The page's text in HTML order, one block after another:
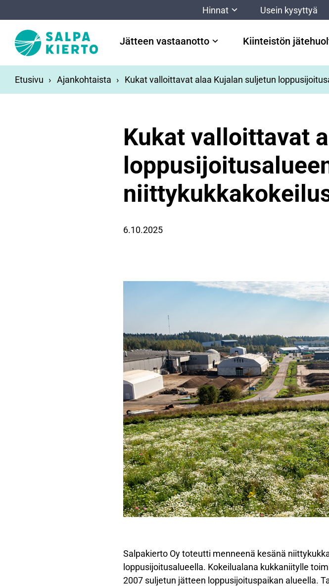
Hinnat Usein kysyttyä
Jätteen vastaanotto Kiinteistön
Etusivu Ajankohtaista Kukat valloittavat alaa Kujalan suljetun
Kukat valloittavat
6.10.2025
Salpakierto Oy toteutti menneenä kesänä
loppusijoitusalueella. Kokeilualana kukkaniitylle
2007 suljetun jätteen loppusijoituspaikan alueella.